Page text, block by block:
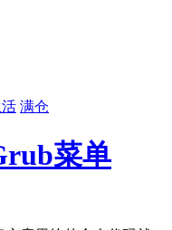
满仓
菜单